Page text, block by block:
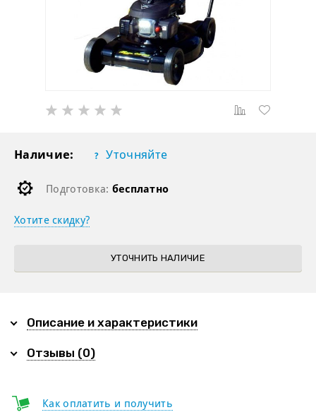
Наличие: Уточняйте
Подготовка: бесплатно
Хотите скидку?
УТОЧНИТЬ НАЛИЧИЕ
Описание и характеристики
Отзывы (0)
Как оплатить и получить